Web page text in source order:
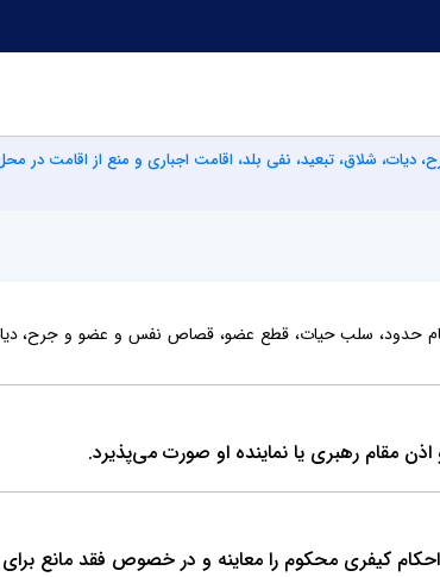
شلاق، تبعید، نفی بلد، اقامت اجباری و منع از اقامت در
حدود، سلب حیات، قطع عضو، قصاص نفس و عضو و جرح،
مقام رهبری یا نماینده او صورت می‌پذیرد.
کیفری محکوم را معاینه و در خصوص فقد مانع